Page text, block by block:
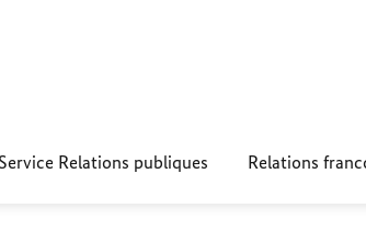
Service Relations publiques Relations